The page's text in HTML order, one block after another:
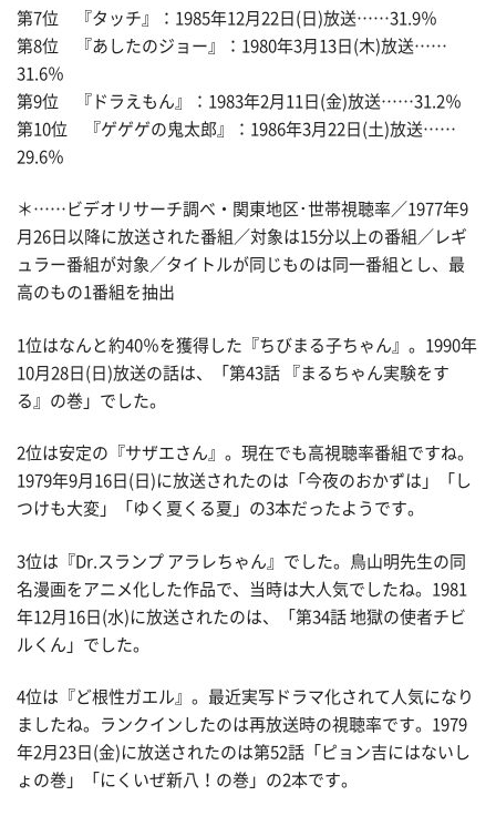
第7位 『タッチ』：1985年12月22日(日)放送……31.9％
第8位 『あしたのジョー』：1980年3月13日(木)放送……
31.6％
第9位 『ドラえもん』：1983年2月11日(金)放送……31.2％
第10位 『ゲゲゲの鬼太郎』：1986年3月22日(土)放送……
29.6％
＊……ビデオリサーチ調べ・関東地区･世帯視聴率／1977年9
月26日以降に放送された番組／対象は15分以上の番組／レギ
ュラー番組が対象／タイトルが同じものは同一番組とし、最
高のもの1番組を抽出
1位はなんと約40％を獲得した『ちびまる子ちゃん』。1990年
10月28日(日)放送の話は、「第43話 『まるちゃん実験をす
る』の巻」でした。
2位は安定の『サザエさん』。現在でも高視聴率番組ですね。
1979年9月16日(日)に放送されたのは「今夜のおかずは」「し
つけも大変」「ゆく夏くる夏」の3本だったようです。
3位は『Dr.スランプ アラレちゃん』でした。鳥山明先生の同
名漫画をアニメ化した作品で、当時は大人気でしたね。1981
年12月16日(水)に放送されたのは、「第34話 地獄の使者チビ
ルくん」でした。
4位は『ど根性ガエル』。最近実写ドラマ化されて人気になり
ましたね。ランクインしたのは再放送時の視聴率です。1979
年2月23日(金)に放送されたのは第52話「ピョン吉にはないし
ょの巻」「にくいぜ新八！の巻」の2本です。